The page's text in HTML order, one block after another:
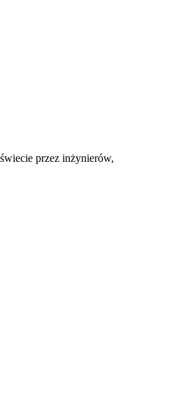
przez inżynierów,